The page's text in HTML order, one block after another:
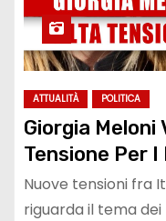
ATTUALITÀ POLITICA
Giorgia Meloni
Tensione Per
Nuove tensioni fra
riguarda il tema dei